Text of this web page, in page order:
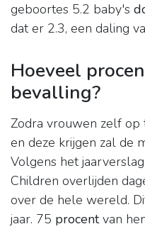
geboortes 5.2 baby's
dat er 2.3, een daling
Hoeveel
bevalling?
Zodra vrouwen zelf op
en deze krijgen zal de
Volgens het
Children overlijden
over de hele wereld.
jaar. 75 procentvan